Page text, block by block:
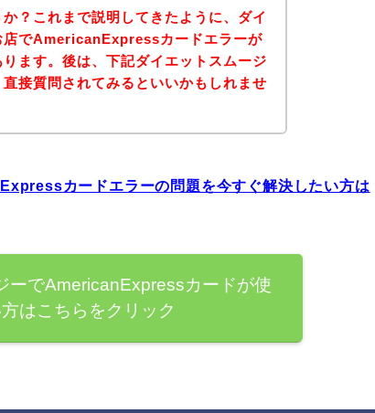
？これまで説明してきたように、ダイ
店でAmericanExpressカードエラーが
ます。後は、下記ダイエットスムージ
接質問されてみるといいかもしれませ
カードエラーの問題を今すぐ解決したい方は
ーでAmericanExpressカードが使
はこちらをクリック